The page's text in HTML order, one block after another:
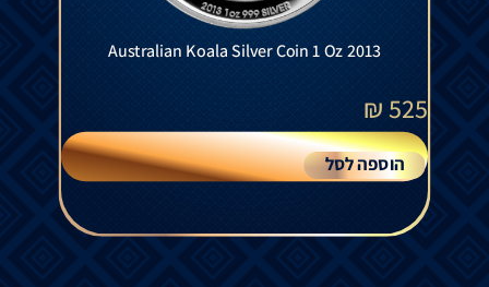
Australian Koala Silver Coin 1 Oz 2013
525
₪
הוספה לסל